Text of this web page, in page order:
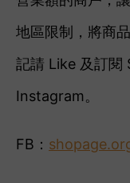
地區限制，將商
記請 Like 及訂閱
Instagram。
FB：